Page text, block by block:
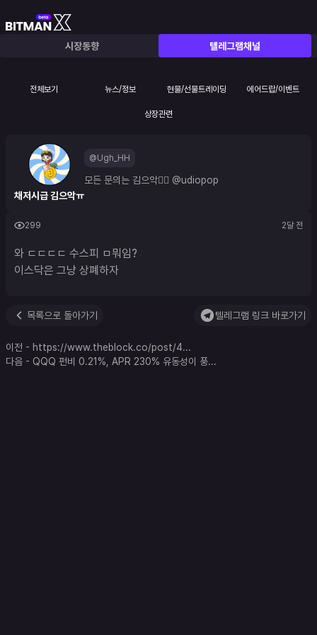
시장동향 텔레그램채널
전체보기 뉴스/정보 현물/선물트레이딩 에어드랍/이벤트
상장관련
299 2달 전
와 ㄷㄷㄷㄷ 수스피 ㅁ뭐임?
이스닥은 그냥 상폐하자
목록으로 돌아가기 텔레그램 링크 바로가기
이전 - https://www.theblock.co/post/4...
다음 - QQQ 펀비 0.21%, APR 230% 유동성이 풍...
채저시급 김으악ㅠ
@Ugh_HH
모든 문의는 김으악👉🏻 @udiopop